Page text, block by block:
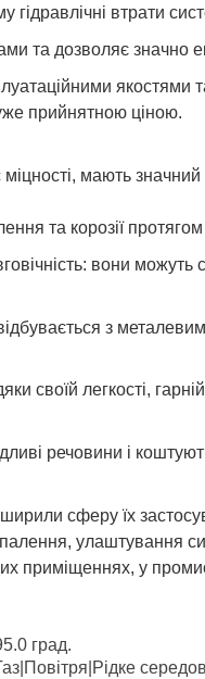
втрати
та дозволяє значно
прийнятною ціною.
мають
та корозії протягом
вони можуть
з
своїй легкості,
речовини і
сферу їх
улаштування
приміщеннях, у
град.